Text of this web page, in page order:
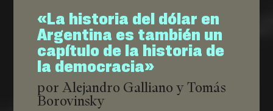
«La historia del dólar en
Argentina es también un
capítulo de la historia de
la democracia»
por Alejandro Galliano y Tomás
Borovinsky